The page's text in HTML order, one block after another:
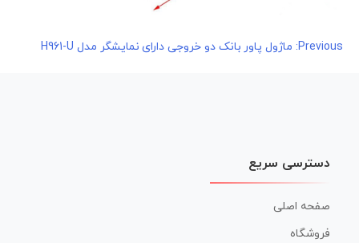
راهبری
Previous: ماژول پاور بانک دو خروجی دارای نمایشگر مدل H961-U
دسترسی سریع
صفحه اصلی
فروشگاه